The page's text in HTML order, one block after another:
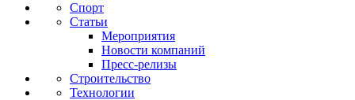
Спорт
Статьи
Мероприятия
Новости компаний
Пресс-релизы
Строительство
Технологии